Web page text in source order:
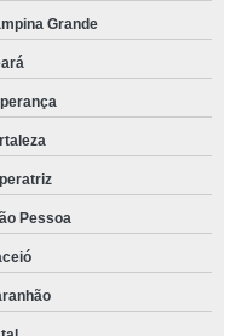
Grande
Pessoa